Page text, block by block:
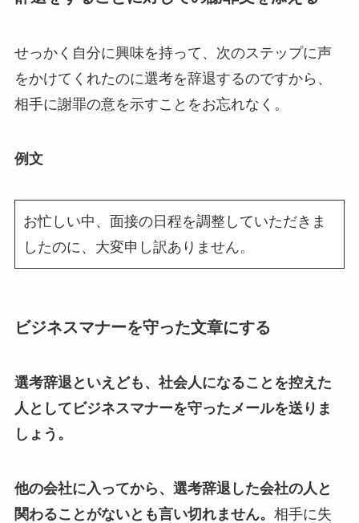
せっかく自分に興味を持って、次のステップに声
をかけてくれたのに選考を辞退するのですから、
相手に謝罪の意を示すことをお忘れなく。
例文
お忙しい中、面接の日程を調整していただきま
したのに、大変申し訳ありません。
ビジネスマナーを守った文章にする
選考辞退といえども、社会人になることを控えた
人としてビジネスマナーを守ったメールを送りま
しょう。
他の会社に入ってから、選考辞退した会社の人と
関わることがないとも言い切れません。 相手に失